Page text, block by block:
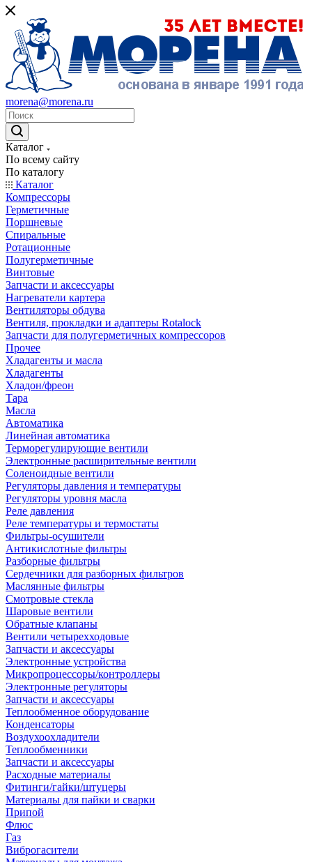
morena@morena.ru
Каталог
По всему сайту
По каталогу
Каталог
Компрессоры
Герметичные
Поршневые
Спиральные
Ротационные
Полугерметичные
Винтовые
Запчасти и аксессуары
Нагреватели картера
Вентиляторы обдува
Вентиля, прокладки и адаптеры Rotalock
Запчасти для полугерметичных компрессоров
Прочее
Хладагенты и масла
Хладагенты
Хладон/фреон
Тара
Масла
Автоматика
Линейная автоматика
Терморегулирующие вентили
Электронные расширительные вентили
Соленоидные вентили
Регуляторы давления и температуры
Регуляторы уровня масла
Реле давления
Реле температуры и термостаты
Фильтры-осушители
Антикислотные фильтры
Разборные фильтры
Сердечники для разборных фильтров
Маслянные фильтры
Смотровые стекла
Шаровые вентили
Обратные клапаны
Вентили четырехходовые
Запчасти и аксессуары
Электронные устройства
Микропроцессоры/контроллеры
Электронные регуляторы
Запчасти и аксессуары
Теплообменное оборудование
Конденсаторы
Воздухоохладители
Теплообменники
Запчасти и аксессуары
Расходные материалы
Фитинги/гайки/штуцеры
Материалы для пайки и сварки
Припой
Флюс
Газ
Виброгасители